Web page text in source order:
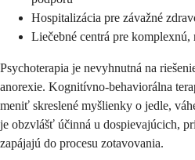
Hospitalizácia pre závažné
Liečebné centrá pre
Psychoterapia je nevyhnutná na
anorexie. Kognitívno-behaviorálna
meniť skreslené myšlienky o jedle,
je obzvlášť účinná u dospievajúcich,
zapájajú do procesu zotavovania.